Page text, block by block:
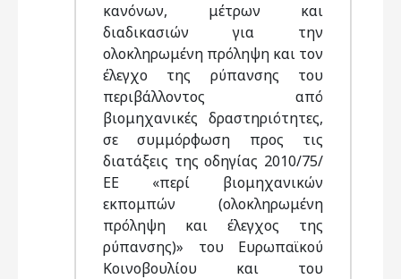
κανόνων, μέτρων και
διαδικασιών για την
ολοκληρωμένη πρόληψη και τον
έλεγχο της ρύπανσης του
περιβάλλοντος από
βιομηχανικές δραστηριότητες,
σε συμμόρφωση προς τις
διατάξεις της οδηγίας 2010/75/
ΕΕ «περί βιομηχανικών
εκπομπών (ολοκληρωμένη
πρόληψη και έλεγχος της
ρύπανσης)» του Ευρωπαϊκού
Κοινοβουλίου και του